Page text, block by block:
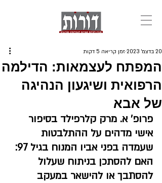
המפתח לעצמאות: הדילמה
הרפואית ושיגעון הנהיגה
של אבא
20 בדצמ׳ 2023 זמן קריאה 5 דקות
פרופ' א. מרק קלרפילד בסיפור
אישי מדהים על ההתלבטות
שעמדה בפני אביו המנוח בגיל 97:
האם להסתכן בניתוח שעלול
להסתבך או להישאר במעקב